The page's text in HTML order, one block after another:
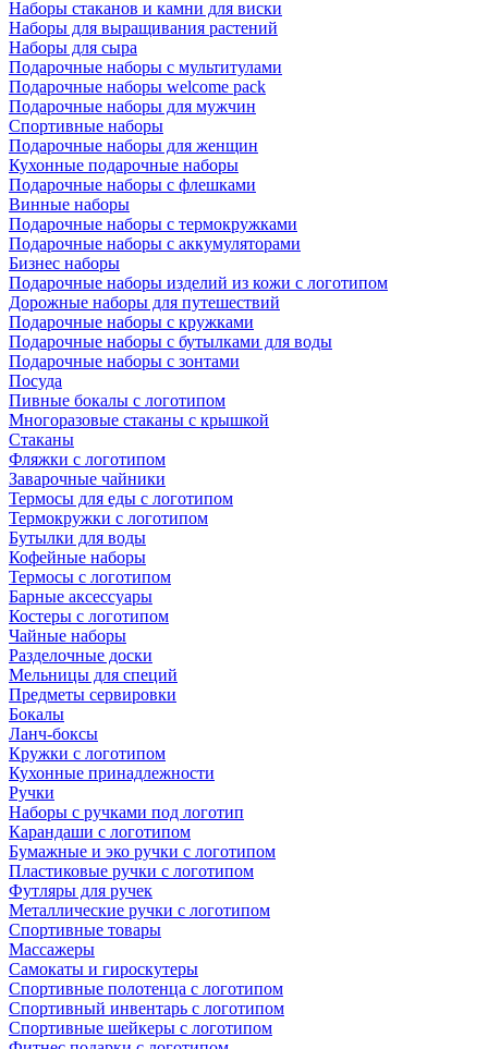
Наборы стаканов и камни для виски
Наборы для выращивания растений
Наборы для сыра
Подарочные наборы с мультитулами
Подарочные наборы welcome pack
Подарочные наборы для мужчин
Спортивные наборы
Подарочные наборы для женщин
Кухонные подарочные наборы
Подарочные наборы с флешками
Винные наборы
Подарочные наборы с термокружками
Подарочные наборы с аккумуляторами
Бизнес наборы
Подарочные наборы изделий из кожи с логотипом
Дорожные наборы для путешествий
Подарочные наборы с кружками
Подарочные наборы с бутылками для воды
Подарочные наборы с зонтами
Посуда
Пивные бокалы с логотипом
Многоразовые стаканы с крышкой
Стаканы
Фляжки с логотипом
Заварочные чайники
Термосы для еды с логотипом
Термокружки с логотипом
Бутылки для воды
Кофейные наборы
Термосы с логотипом
Барные аксессуары
Костеры с логотипом
Чайные наборы
Разделочные доски
Мельницы для специй
Предметы сервировки
Бокалы
Ланч-боксы
Кружки с логотипом
Кухонные принадлежности
Ручки
Наборы с ручками под логотип
Карандаши с логотипом
Бумажные и эко ручки с логотипом
Пластиковые ручки с логотипом
Футляры для ручек
Металлические ручки с логотипом
Спортивные товары
Массажеры
Самокаты и гироскутеры
Спортивные полотенца с логотипом
Спортивный инвентарь с логотипом
Спортивные шейкеры с логотипом